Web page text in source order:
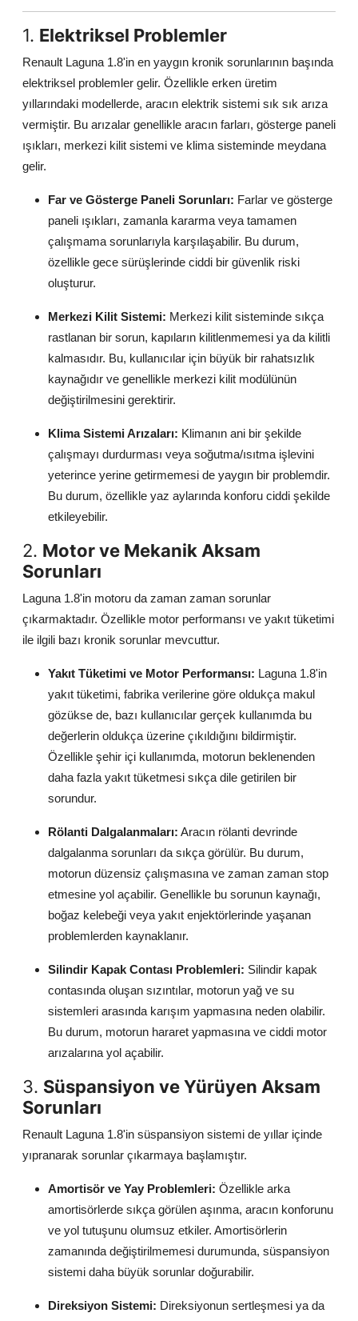
Multimedya & Elektronik
1. Elektriksel Problemler
Renault Laguna 1.8'in en yaygın kronik sorunlarının başında
elektriksel problemler gelir. Özellikle erken üretim
yıllarındaki modellerde, aracın elektrik sistemi sık sık arıza
vermiştir. Bu arızalar genellikle aracın farları, gösterge paneli
ışıkları, merkezi kilit sistemi ve klima sisteminde meydana
gelir.
Far ve Gösterge Paneli Sorunları: Farlar ve gösterge
paneli ışıkları, zamanla kararma veya tamamen
çalışmama sorunlarıyla karşılaşabilir. Bu durum,
özellikle gece sürüşlerinde ciddi bir güvenlik riski
oluşturur.
Merkezi Kilit Sistemi: Merkezi kilit sisteminde sıkça
rastlanan bir sorun, kapıların kilitlenmemesi ya da kilitli
kalmasıdır. Bu, kullanıcılar için büyük bir rahatsızlık
kaynağıdır ve genellikle merkezi kilit modülünün
değiştirilmesini gerektirir.
Klima Sistemi Arızaları: Klimanın ani bir şekilde
çalışmayı durdurması veya soğutma/ısıtma işlevini
yeterince yerine getirmemesi de yaygın bir problemdir.
Bu durum, özellikle yaz aylarında konforu ciddi şekilde
etkileyebilir.
2. Motor ve Mekanik Aksam
Sorunları
Laguna 1.8'in motoru da zaman zaman sorunlar
çıkarmaktadır. Özellikle motor performansı ve yakıt tüketimi
ile ilgili bazı kronik sorunlar mevcuttur.
Yakıt Tüketimi ve Motor Performansı: Laguna 1.8'in
yakıt tüketimi, fabrika verilerine göre oldukça makul
gözükse de, bazı kullanıcılar gerçek kullanımda bu
değerlerin oldukça üzerine çıkıldığını bildirmiştir.
Özellikle şehir içi kullanımda, motorun beklenenden
daha fazla yakıt tüketmesi sıkça dile getirilen bir
sorundur.
Rölanti Dalgalanmaları: Aracın rölanti devrinde
dalgalanma sorunları da sıkça görülür. Bu durum,
motorun düzensiz çalışmasına ve zaman zaman stop
etmesine yol açabilir. Genellikle bu sorunun kaynağı,
boğaz kelebeği veya yakıt enjektörlerinde yaşanan
problemlerden kaynaklanır.
Silindir Kapak Contası Problemleri: Silindir kapak
contasında oluşan sızıntılar, motorun yağ ve su
sistemleri arasında karışım yapmasına neden olabilir.
Bu durum, motorun hararet yapmasına ve ciddi motor
arızalarına yol açabilir.
3. Süspansiyon ve Yürüyen Aksam
Sorunları
Renault Laguna 1.8'in süspansiyon sistemi de yıllar içinde
yıpranarak sorunlar çıkarmaya başlamıştır.
Amortisör ve Yay Problemleri: Özellikle arka
amortisörlerde sıkça görülen aşınma, aracın konforunu
ve yol tutuşunu olumsuz etkiler. Amortisörlerin
zamanında değiştirilmemesi durumunda, süspansiyon
sistemi daha büyük sorunlar doğurabilir.
Direksiyon Sistemi: Direksiyonun sertleşmesi ya da